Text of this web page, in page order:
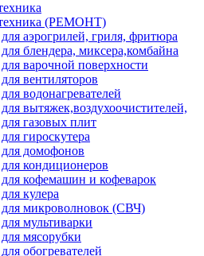
(РЕМОНТ)
аэрогрилей, гриля, фритюра
блендера, миксера,комбайна
варочной поверхности
вентиляторов
водонагревателей
вытяжек,воздухоочистителей,
газовых плит
гироскутера
для домофонов
кондиционеров
для кофемашин и кофеварок
кулера
для микроволновок (СВЧ)
мультиварки
мясорубки
обогревателей